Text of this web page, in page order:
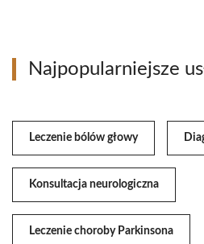
Najpopularniejsze
Leczenie bólów głowy
Konsultacja neurologiczna
Leczenie choroby Parkinsona